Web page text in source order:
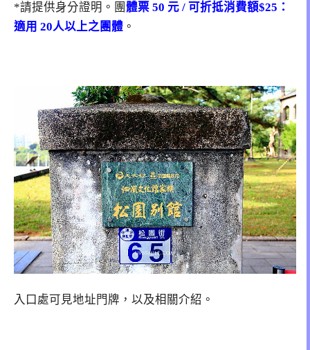
*請提供身分證明。團體票 50 元 / 可折抵消費額$25：
適用 20人以上之團體 。
入口處可見地址門牌，以及相關介紹。